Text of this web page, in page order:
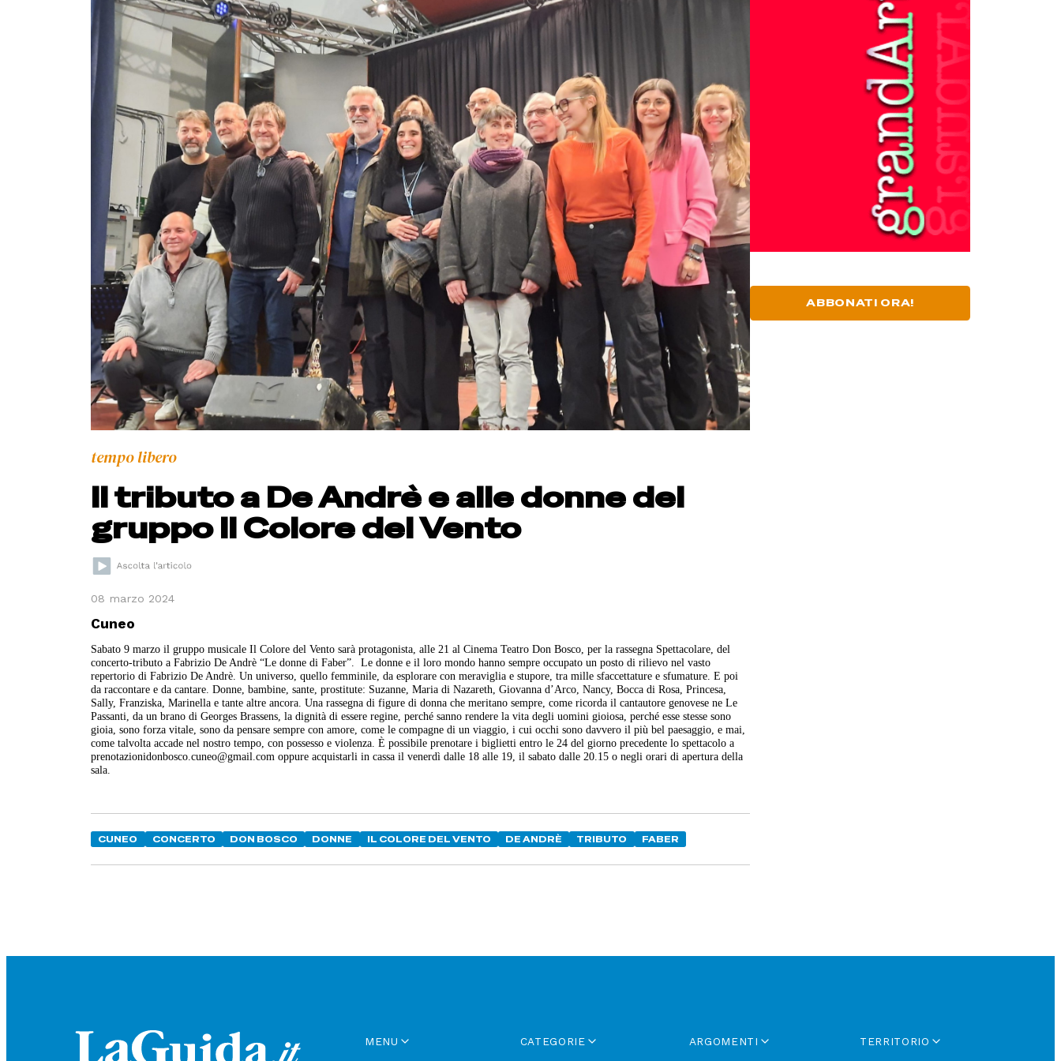
tempo libero
Il tributo a De Andrè e alle donne del
gruppo Il Colore del Vento
08 marzo 2024
Cuneo
Sabato 9 marzo il gruppo musicale Il Colore del Vento sarà protagonista, alle 21 al Cinema Teatro Don Bosco, per la rassegna Spettacolare, del
concerto-tributo a Fabrizio De Andrè “Le donne di Faber”.
Le donne e il loro mondo hanno sempre occupato un posto di rilievo nel vasto
repertorio di Fabrizio De Andrè. Un universo, quello femminile, da esplorare con meraviglia e stupore, tra mille sfaccettature e sfumature. E poi
da raccontare e da cantare. Donne, bambine, sante, prostitute: Suzanne, Maria di Nazareth, Giovanna d’Arco, Nancy, Bocca di Rosa, Princesa,
Sally, Franziska, Marinella e tante altre ancora. Una rassegna di figure di donna che meritano sempre, come ricorda il cantautore genovese ne Le
Passanti, da un brano di Georges Brassens, la dignità di essere regine, perché sanno rendere la vita degli uomini gioiosa, perché esse stesse sono
gioia, sono forza vitale, sono da pensare sempre con amore, come le compagne di un viaggio, i cui occhi sono davvero il più bel paesaggio, e mai,
come talvolta accade nel nostro tempo, con possesso e violenza. È possibile prenotare i biglietti entro le 24 del giorno precedente lo spettacolo a
prenotazionidonbosco.cuneo@gmail.com oppure acquistarli in cassa il venerdì dalle 18 alle 19, il sabato dalle 20.15 o negli orari di apertura della
sala.
CUNEO CONCERTO DON BOSCO DONNE IL COLORE DEL VENTO DE ANDRÈ TRIBUTO FABER
ABBONATI ORA!
MENU CATEGORIE ARGOMENTI TERRITORIO